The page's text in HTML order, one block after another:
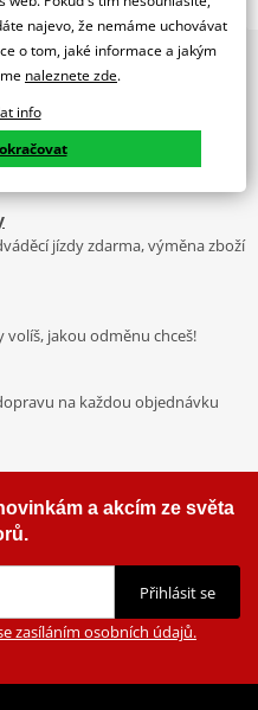
14-15' C/BLACK
Vyrábí se ve městě
8 000 m² v objektu, který se
motocyklů po celém světě. V
například: plexi,
PUIG
oblečení, doplňky i náhradní
jízdy zdarma, výměna zboží
volíš, jakou odměnu chceš!
na každou objednávku
a akcím ze světa
Přihlásit se
zasíláním osobních údajů.
najevo, že nemáme uchovávat
o tom, jaké informace a jakým
naleznete zde.
info